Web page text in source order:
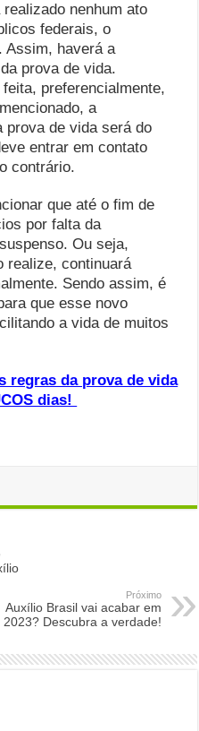
nenhum ato
federais, o
Assim, haverá a
prova de vida.
preferencialmente,
a
prova de vida será do
entrar em contato
contrário.
que até o fim de
por falta da
Ou seja,
realize, continuará
Sendo assim, é
que esse novo
a vida de muitos
regras da prova de vida
dias!
Próximo
Auxílio Brasil vai acabar em
2023? Descubra a verdade!